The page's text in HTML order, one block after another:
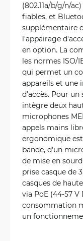
(802.11a/b/g/n/
fiables, et
supplémentaire
l'appairage
en option. La
les normes ISO/
qui permet un
appareils et une
d'accès. Pour un
intègre deux
microphones
appels mains
ergonomique
bande, d'un
de mise en
prise casque de
casques de
via PoE (44-57 V
consommation
un